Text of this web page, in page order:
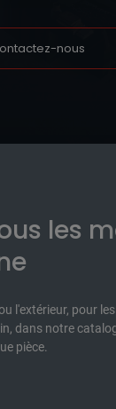
nous
les
l'extérieur, pour
dans notre
pièce.